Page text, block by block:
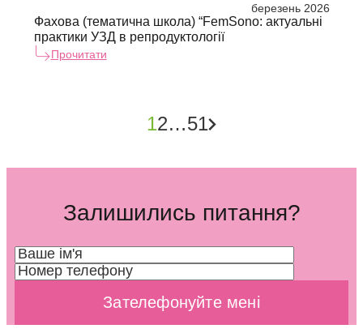
березень 2026
Фахова (тематична школа) “FemSono: актуальні
практики УЗД в репродуктології
Прочитати
12…51
Залишились питання?